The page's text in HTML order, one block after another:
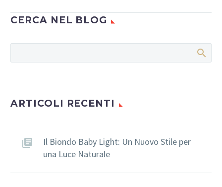
problema frustrante e
molte persone.
patch cutanee
CERCA NEL BLOG
ARTICOLI RECENTI
Il Biondo Baby Light: Un Nuovo Stile per
una Luce Naturale